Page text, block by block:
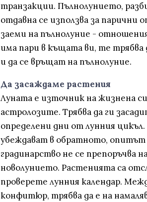
транзакции. Пълнолунието,
отдавна се използва за
заеми на пълнолуние -
има пари в къщата ви, те трябва
и да се връщат на пълнолуние.
Да засаждаме растения
Луната е източник на жизнена
астролозите. Трябва да ги
определени дни от лунния
убеждават в обратното, опитът
градинарство не се препоръчва
новолунието. Растенията са
проверете лунния календар.
конфитюр, трябва да е на